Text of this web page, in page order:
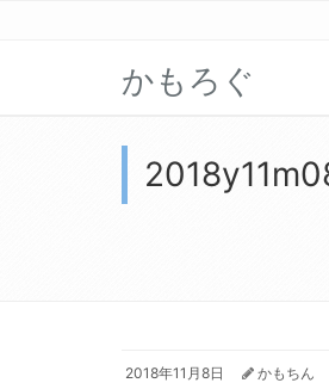
かもろぐ
2018年11月8日 かもちん